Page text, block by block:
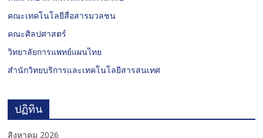
คณะเทคโนโลยีสื่อสารมวลชน
คณะศิลปศาสตร์
วิทยาลัยการแพทย์แผนไทย
สำนักวิทยบริการและเทคโนโลยีสารสนเทศ
ปฏิทิน
สิงหาคม 2026